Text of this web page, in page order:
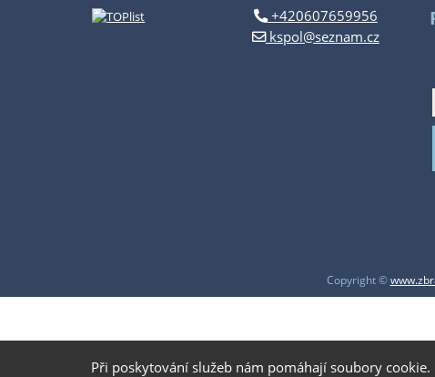
+420607659956
kspol@seznam.cz
Copyright ©
Při poskytování služeb nám pomáhají soubory